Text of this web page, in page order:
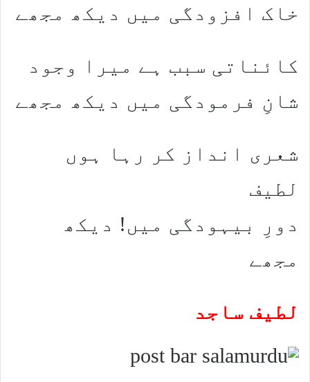
خاک افزودگی میں دیکھ مجھے
کائناتی سبب ہے میرا وجود
شانِ فرمودگی میں دیکھ مجھے
شعری انداز کر رہا ہوں
لطیف
دورِ بیہودگی میں! دیکھ
مجھے
لطیف ساجد